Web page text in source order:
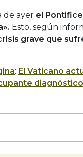
de ayer el
Esto, según
grave que
: El Vaticano